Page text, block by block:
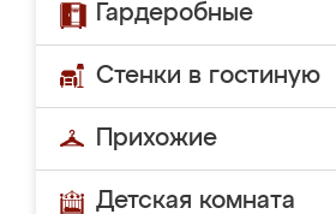
Гардеробные
Стенки в гостиную
Прихожие
Детская комната